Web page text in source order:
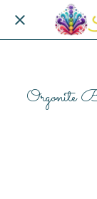
Orgonite